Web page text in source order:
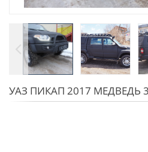
УАЗ ПИКАП 2017 МЕДВЕДЬ 3